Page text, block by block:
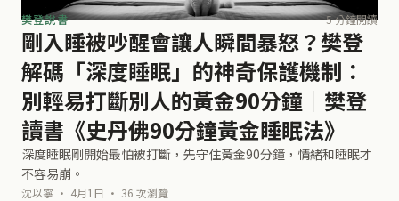
樊登說書 5 分鐘閱讀
剛入睡被吵醒會讓人瞬間暴怒？樊登
解碼「深度睡眠」的神奇保護機制：
別輕易打斷別人的黃金90分鐘｜樊登
讀書《史丹佛90分鐘黃金睡眠法》
深度睡眠剛開始最怕被打斷，先守住黃金90分鐘，情緒和睡眠才
不容易崩。
沈以寧 · 4月1日 · 36 次瀏覽